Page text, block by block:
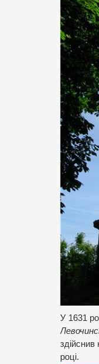
У 1631
здійснив
році.